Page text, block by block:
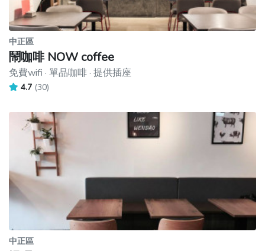
中正區
鬧咖啡 NOW coffee
免費wifi · 單品咖啡 · 提供插座
4.7 (30)
中正區